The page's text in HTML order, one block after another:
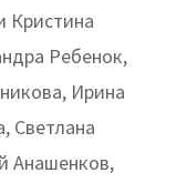
Кристина
Ребенок,
Ирина
Светлана
Анашенков,